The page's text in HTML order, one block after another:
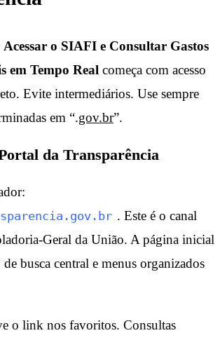
Acessar o SIAFI e Consultar Gastos
em Tempo Real começa com acesso
Evite intermediários. Use sempre
em “.gov.br”.
da Transparência
. Este é o canal
Geral da União. A página inicial
busca central e menus organizados
o link nos favoritos. Consultas